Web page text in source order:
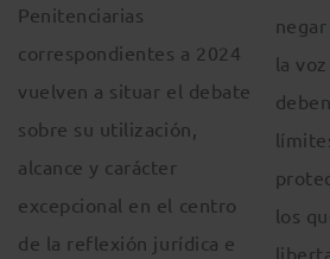
Penitenciarias
correspondientes a 2024
vuelven a situar el debate
sobre su utilización,
alcance y carácter
excepcional en el centro
de la reflexión jurídica e
la
los